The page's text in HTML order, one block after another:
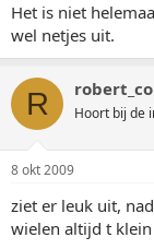
Het is niet
wel netjes uit.
R Hoort bij de
8 okt 2009
ziet er leuk uit,
wielen altijd t